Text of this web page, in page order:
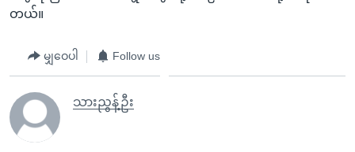
တယ်။
မျှဝေပါ Follow us
သားညွန့်ဦး